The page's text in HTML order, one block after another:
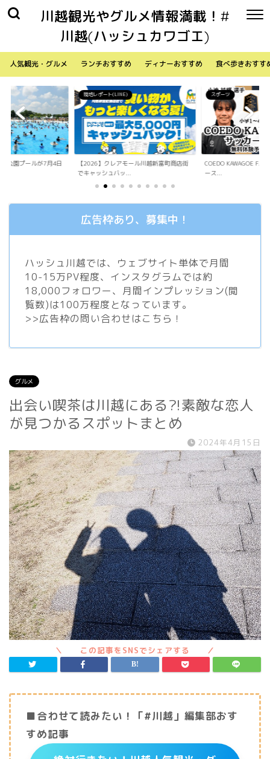
川越観光やグルメ情報満載！#
川越(ハッシュカワゴエ)
人気観光・グルメ ランチおすすめ ディナーおすすめ 食べ歩きおすす
ル川越新富町商店街
スポーツ
COEDO KAWAGOE F.Cが小学生向けサッカ
ース...
生活
「Sky Walker 7058」
内ア...
広告枠あり、募集中！
ハッシュ川越では、ウェブサイト単体で月間
10-15万PV程度、 インスタグラムでは約
18,000フォロワー、月間インプレッション(閲
覧数)は100万程度となっています。
>>広告枠の問い合わせはこちら！
グルメ
出会い喫茶は川越にある?!素敵な恋人
が見つかるスポットまとめ
2024年4月15日
■合わせて読みたい！「#川越」編集部おす
すめ記事